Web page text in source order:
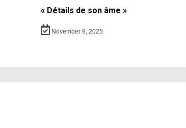
« Détails de son âme »
November 9, 2025